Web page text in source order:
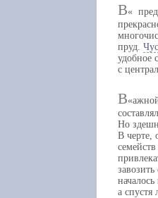
В
пруд.
удобное
с
В
Но
В черте,
а спустя